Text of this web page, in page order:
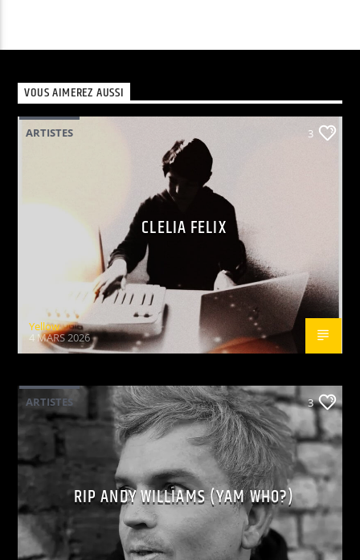
VOUS AIMEREZ AUSSI
ARTISTES 3
CLELIA FELIX
Yellow
4 MARS 2026
ARTISTES 3
RIP ANDY WILLIAMS (YAM WHO?)